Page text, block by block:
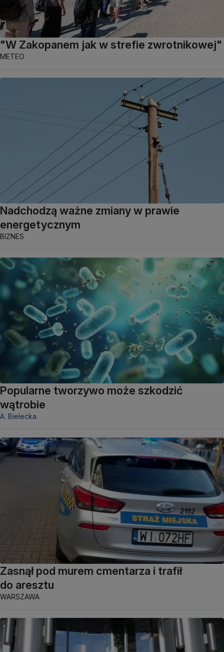
"W Zakopanem jak w strefie zwrotnikowej"
METEO
Nadchodzą ważne zmiany w prawie
energetycznym
BIZNES
Popularne tworzywo może szkodzić
wątrobie
A. Bielecka
Zasnął pod murem cmentarza i trafił
do aresztu
WARSZAWA